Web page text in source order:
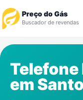
Preço do Gás
Buscador de revendas
Revendedor
em